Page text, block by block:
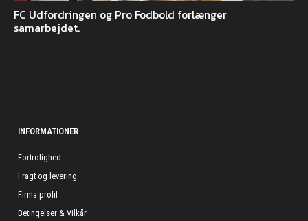
FC Udfordringen og Pro Fodbold forlænger
samarbejdet.
INFORMATIONER
Fortrolighed
Fragt og levering
Firma profil
Betingelser & Vilkår